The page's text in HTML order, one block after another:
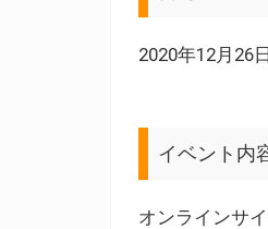
2020年12月26
イベント内
オンラインサ